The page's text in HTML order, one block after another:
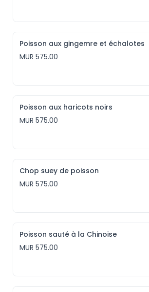
Poisson aux gingemre et échalotes
MUR 575.00
Poisson aux haricots noirs
MUR 575.00
Chop suey de poisson
MUR 575.00
Poisson sauté à la Chinoise
MUR 575.00